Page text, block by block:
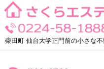
Skip
to
content
柴田町 仙台大学正門前の小さな